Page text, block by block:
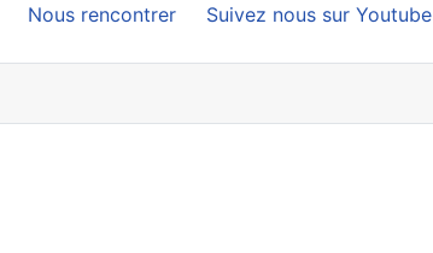
Nous rencontrer Suivez nous sur Youtube